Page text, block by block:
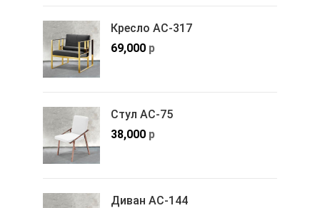
Кресло АС-317
69,000 р
Стул АС-75
38,000 р
Диван АС-144